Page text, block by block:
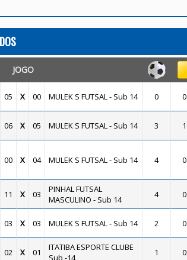
JOGO
05 X 00 MULEK S FUTSAL - Sub 14 0 0
06 X 05 MULEK S FUTSAL - Sub 14 3 1
00 X 04 MULEK S FUTSAL - Sub 14 4 0
11 X 03
PINHAL FUTSAL
MASCULINO - Sub 14
4 0
03 X 03 MULEK S FUTSAL - Sub 14 2 0
02 X 01
ITATIBA ESPORTE CLUBE
Sub -14
1 0